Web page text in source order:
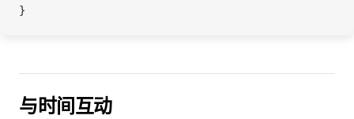
}
与时间互动